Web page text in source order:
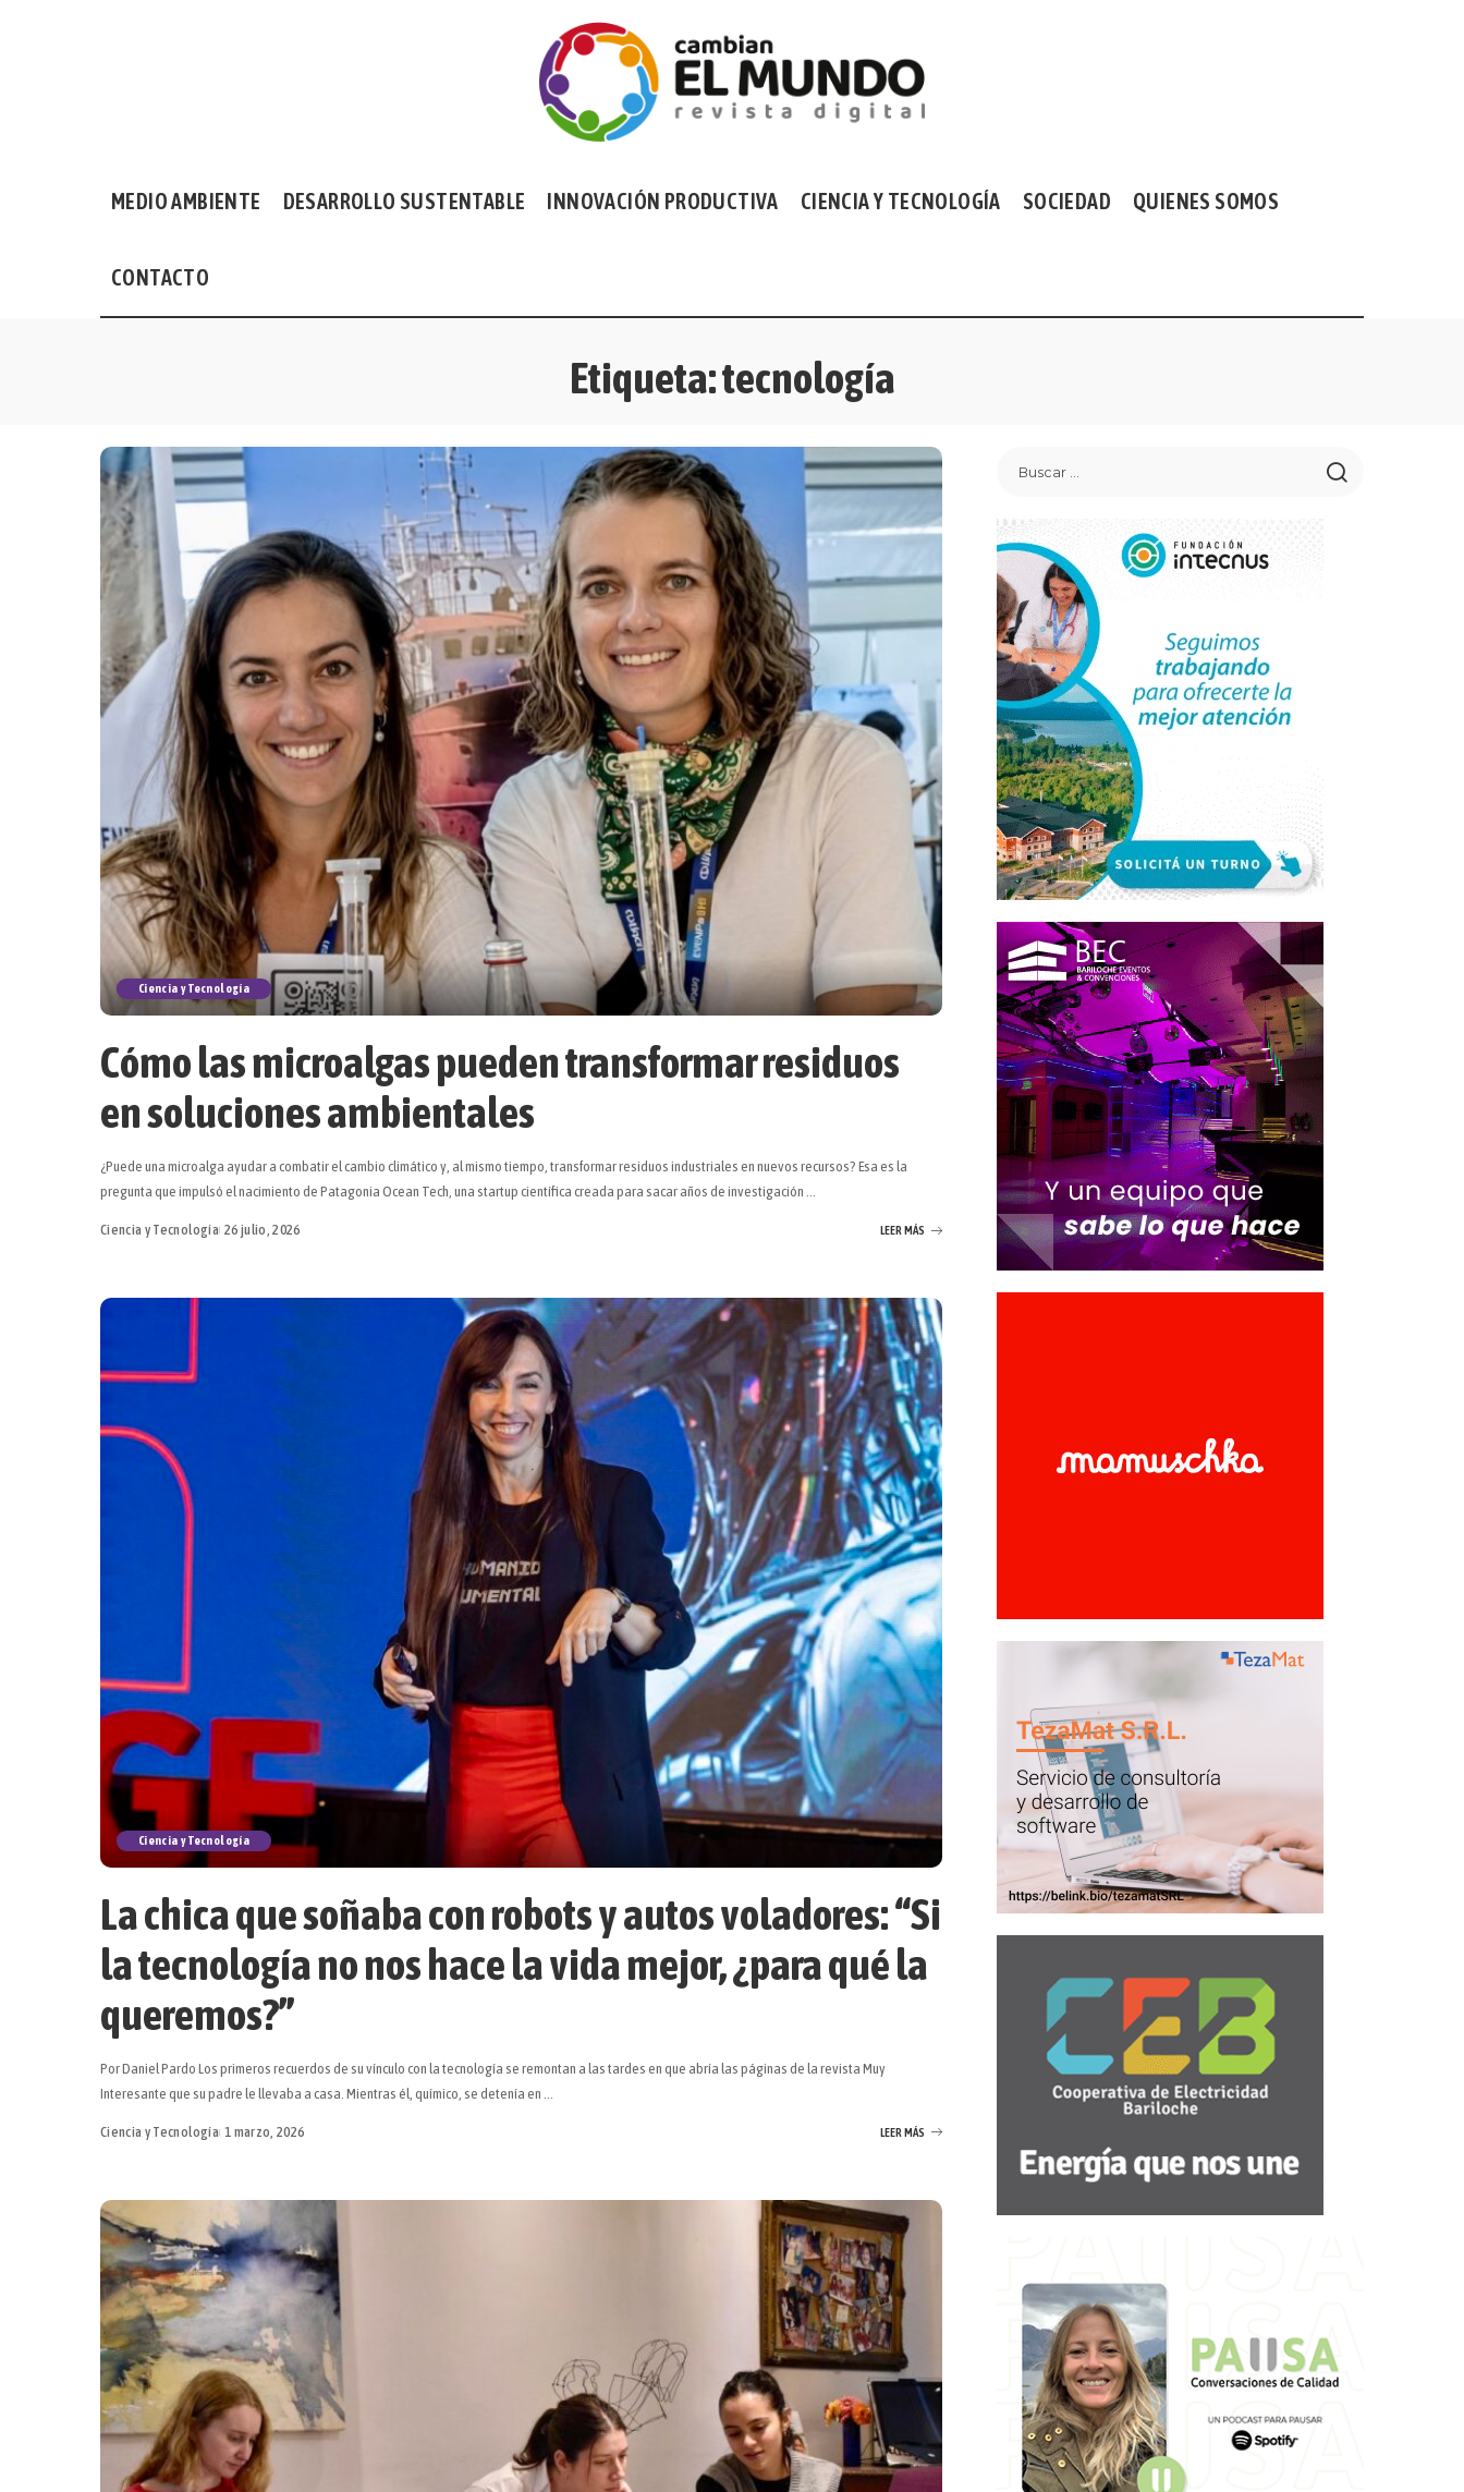
MEDIO AMBIENTE DESARROLLO SUSTENTABLE INNOVACIÓN PRODUCTIVA CIENCIA Y TECNOLOGÍA SOCIEDAD QUIENES SOMOS
CONTACTO
Etiqueta:tecnología
Ciencia y Tecnología
Cómo las microalgas pueden transformar residuos
en soluciones ambientales
¿Puede una microalga ayudar a combatir el cambio climático y, al mismo tiempo, transformar residuos industriales en nuevos recursos? Esa es la
pregunta que impulsó el nacimiento de Patagonia Ocean Tech, una startup científica creada para sacar años de investigación ...
Ciencia y Tecnología 26 julio, 2026 LEER MÁS
Ciencia y Tecnología
La chica que soñaba con robots y autos voladores: “Si
la tecnología no nos hace la vida mejor, ¿para qué la
queremos?”
Por Daniel Pardo Los primeros recuerdos de su vínculo con la tecnología se remontan a las tardes en que abría las páginas de la revista Muy
Interesante que su padre le llevaba a casa. Mientras él, químico, se detenía en
Ciencia y Tecnología 1 marzo, 2026 LEER MÁS